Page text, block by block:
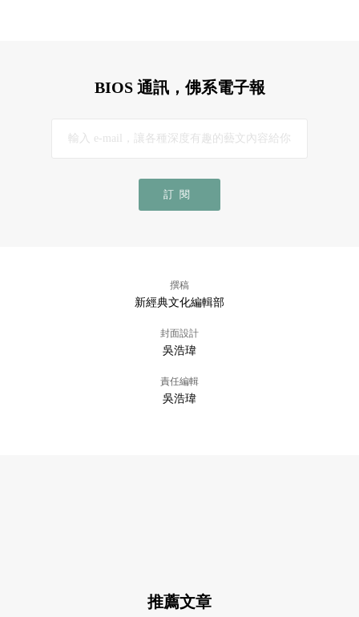
BIOS 通訊，佛系電子報
訂閱
撰稿
新經典文化編輯部
封面設計
吳浩瑋
責任編輯
吳浩瑋
推薦文章